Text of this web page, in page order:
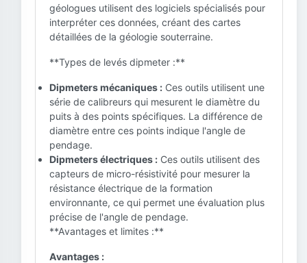
géologues utilisent des logiciels spécialisés pour
interpréter ces données, créant des cartes
détaillées de la géologie souterraine.
**Types de levés dipmeter :**
Dipmeters mécaniques : Ces outils utilisent une
série de calibreurs qui mesurent le diamètre du
puits à des points spécifiques. La différence de
diamètre entre ces points indique l'angle de
pendage.
Dipmeters électriques : Ces outils utilisent des
capteurs de micro-résistivité pour mesurer la
résistance électrique de la formation
environnante, ce qui permet une évaluation plus
précise de l'angle de pendage.
**Avantages et limites :**
Avantages :